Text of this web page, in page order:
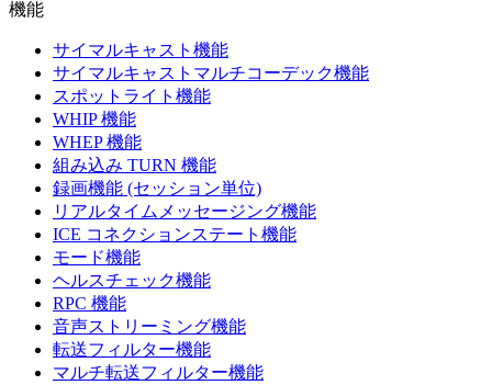
機能
サイマルキャスト機能
サイマルキャストマルチコーデック機能
スポットライト機能
WHIP 機能
WHEP 機能
組み込み TURN 機能
録画機能 (セッション単位)
リアルタイムメッセージング機能
ICE コネクションステート機能
モード機能
ヘルスチェック機能
RPC 機能
音声ストリーミング機能
転送フィルター機能
マルチ転送フィルター機能